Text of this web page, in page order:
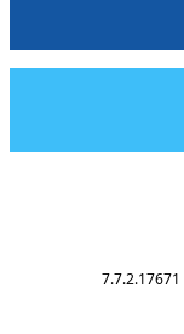
7.7.2.17671